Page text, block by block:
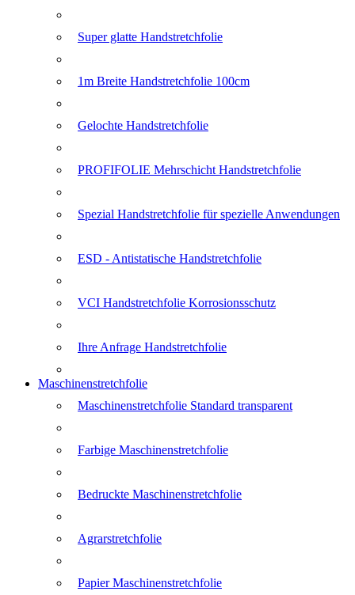
Super glatte Handstretchfolie
1m Breite Handstretchfolie 100cm
Gelochte Handstretchfolie
PROFIFOLIE Mehrschicht Handstretchfolie
Spezial Handstretchfolie für spezielle Anwendungen
ESD - Antistatische Handstretchfolie
VCI Handstretchfolie Korrosionsschutz
Ihre Anfrage Handstretchfolie
Maschinenstretchfolie
Maschinenstretchfolie Standard transparent
Farbige Maschinenstretchfolie
Bedruckte Maschinenstretchfolie
Agrarstretchfolie
Papier Maschinenstretchfolie